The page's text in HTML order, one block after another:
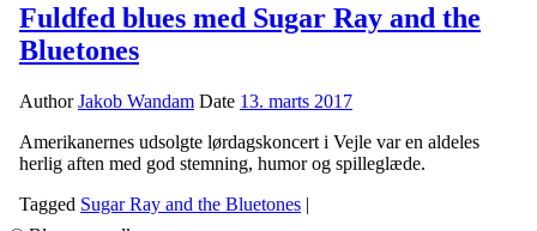
Fuldfed blues med Sugar Ray and the
Bluetones
AuthorJakob Wandam Date 13. marts 2017
Amerikanernes udsolgte lørdagskoncert i Vejle var en aldeles
herlig aften med god stemning, humor og spilleglæde.
Tagged Sugar Ray and the Bluetones |